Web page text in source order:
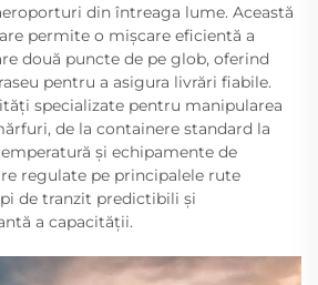
din întreaga lume. Această
permite o mișcare eficientă a
două puncte de pe glob, oferind
pentru a asigura livrări fiabile.
specializate pentru manipularea
de la containere standard la
și echipamente de
regulate pe principalele rute
de tranzit predictibili și
a capacității.